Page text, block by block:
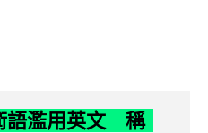
語濫用英文 稱